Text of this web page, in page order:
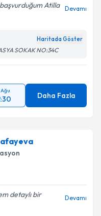
başvurduğum Atilla
Devamı
Haritada Göster
SOKAK NO:34C
Ağu
Daha Fazla
detaylı bir
Devamı